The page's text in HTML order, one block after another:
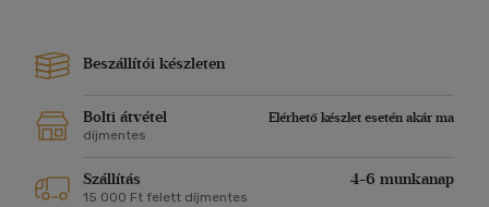
Beszállítói készleten
Bolti átvétel
Elérhető készlet esetén akár ma
díjmentes
Szállítás 4-6 munkanap
15 000 Ft felett díjmentes